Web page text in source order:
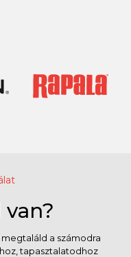
van?
a számodra
tapasztalatodhoz